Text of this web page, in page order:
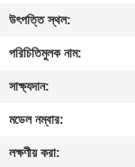
মান
নিয়ন্ত্রণ
যোগাযোগ
করুন
উৎপত্তি স্থল:
পরিচিতিমুলক নাম:
সাক্ষ্যদান:
মডেল নম্বার:
লক্ষণীয় করা: